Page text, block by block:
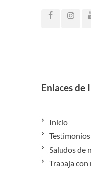
Enlaces de
Inicio
Saludos de
Trabaja